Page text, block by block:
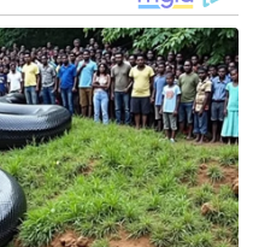
yang sering
aktiviti ekonomi.
perhatian ini
menyelesaikan
seperti di Ulu
Kampung
Kampung Jawa dan